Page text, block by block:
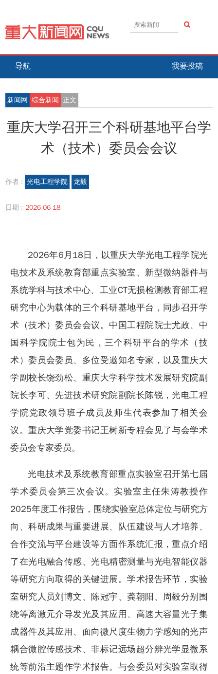
导航 我要投稿
新闻网 综合新闻 正文
重庆大学召开三个科研基地平台学
术（技术）委员会会议
作者 : 光电工程学院 龙毅
日期 : 2026-06-18
2026年6月18日，以重庆大学光电工程学院光
电技术及系统教育部重点实验室、新型微纳器件与
系统学科与技术中心、工业CT无损检测教育部工程
研究中心为载体的三个科研基地平台，同步召开学
术（技术）委员会会议。中国工程院院士尤政、中
国科学院院士包为民，三个科研平台的学术（技
术）委员会委员、多位受邀知名专家，以及重庆大
学副校长饶劲松、重庆大学科学技术发展研究院副
院长李可、先进技术研究院副院长陈锐，光电工程
学院党政领导班子成员及师生代表参加了相关会
议。重庆大学党委书记王树新专程会见了与会学术
委员会专家委员。
光电技术及系统教育部重点实验室召开第七届
学术委员会第三次会议。实验室主任朱涛教授作
2025年度工作报告，围绕实验室总体定位与研究方
向、科研成果与重要进展、队伍建设与人才培养、
合作交流与平台建设等方面作系统汇报，重点介绍
了在光电融合传感、光电精密测量与光电智能仪器
等研究方向取得的关键进展。学术报告环节，实验
室研究人员刘博文、陈冠宇、龚朝阳、周毅分别围
绕等离激元介导发光及其应用、高速大容量光子集
成器件及其应用、面向微尺度生物力学感知的光声
耦合微腔传感技术、非标记远场超分辨光学显微系
统等前沿主题作学术报告。与会委员对实验室取得